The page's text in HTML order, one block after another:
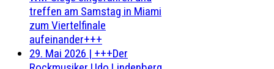
treffen am Samstag in Miami
zum Viertelfinale
aufeinander+++
29. Mai 2026 | +++Der